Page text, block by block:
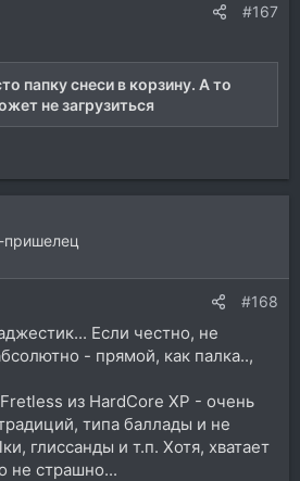
#167
папку снеси в корзину. А то
не загрузиться
пришелец
#168
Если честно, не
- прямой, как палка..,
из HardCore XP - очень
типа баллады и не
глиссанды и т.п. Хотя, хватает
не страшно...